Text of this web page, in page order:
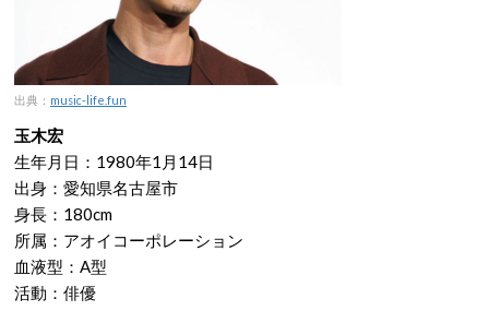
出典： music-life.fun
玉木宏
生年月日：1980年1月14日
出身：愛知県名古屋市
身長：180cm
所属：アオイコーポレーション
血液型：A型
活動：俳優